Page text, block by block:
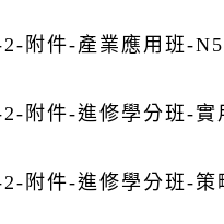
2-附件-產業應用班-
2-附件-進修學分班-實
2-附件-進修學分班-策